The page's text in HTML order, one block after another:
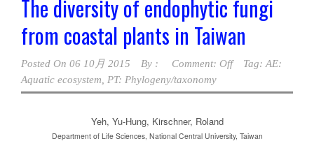
The diversity of endophytic fungi
from coastal plants in Taiwan
Posted On 06 10月 2015 By : Comment: Off Tag: AE:
Aquatic ecosystem
PT: Phylogeny/taxonomy
Yeh, Yu-Hung, Kirschner, Roland
Department of Life Sciences, National Central University, Taiwan